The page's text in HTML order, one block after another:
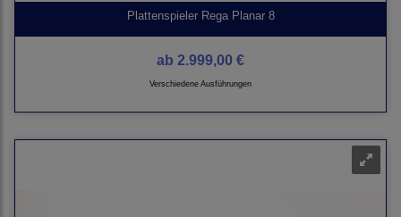
Plattenspieler Rega Planar 8
ab 2.999,00 €
Verschiedene Ausführungen